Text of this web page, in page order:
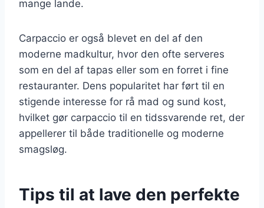
mange lande.
Carpaccio er også blevet en del af den
moderne madkultur, hvor den ofte serveres
som en del af tapas eller som en forret i fine
restauranter. Dens popularitet har ført til en
stigende interesse for rå mad og sund kost,
hvilket gør carpaccio til en tidssvarende ret, der
appellerer til både traditionelle og moderne
smagsløg.
Tips til at lave den perfekte